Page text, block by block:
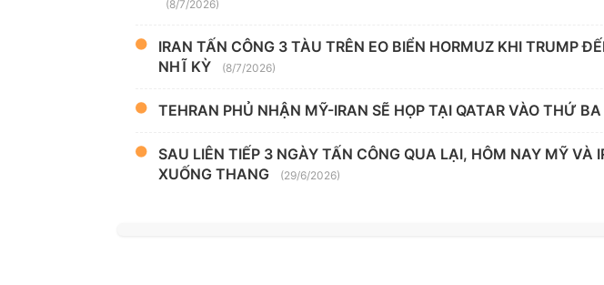
(8/7/2026)
IRAN TẤN CÔNG 3 TÀU TRÊN EO BIỂN HORMUZ KHI TRUMP
NHĨ KỲ
(8/7/2026)
TEHRAN PHỦ NHẬN MỸ-IRAN SẼ HỌP TẠI QATAR VÀO THỨ
SAU LIÊN TIẾP 3 NGÀY TẤN CÔNG QUA LẠI, HÔM NAY MỸ VÀ
XUỐNG THANG
(29/6/2026)